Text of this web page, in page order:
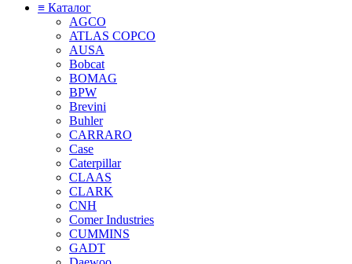
≡ Каталог
AGCO
ATLAS COPCO
AUSA
Bobcat
BOMAG
BPW
Brevini
Buhler
CARRARO
Case
Caterpillar
CLAAS
CLARK
CNH
Comer Industries
CUMMINS
GADT